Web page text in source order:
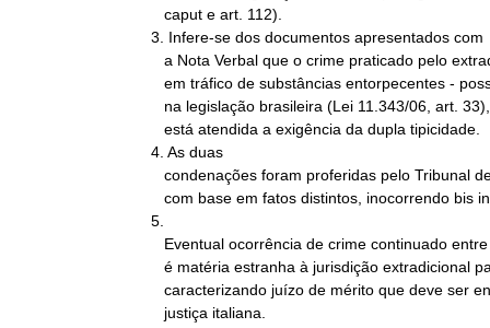
3. Infere-se dos documentos apresentados com
4. As duas
5.